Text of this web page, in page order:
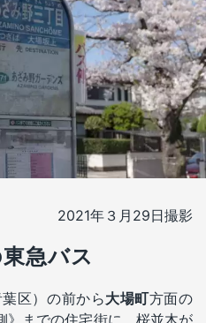
2021年３月29日撮影
急バス
葉区）の前から大場町方面の
》までの住宅街に、桜並木が